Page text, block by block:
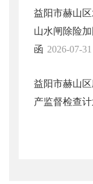
益阳市赫山
山水闸除险
函 2026-07-31
益阳市赫山
产监督检查计